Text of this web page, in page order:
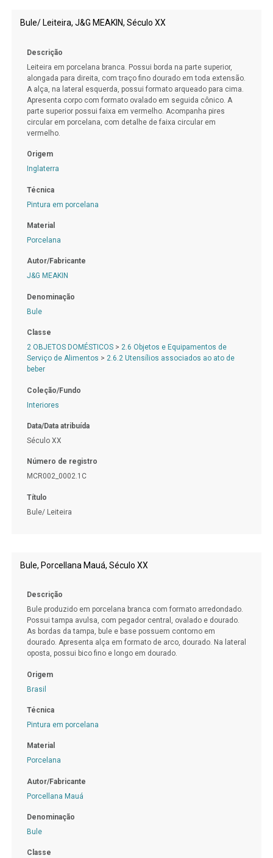
Resultados da lista de itens
Bule/ Leiteira, J&G MEAKIN, Século XX
Descrição
Leiteira em porcelana branca. Possui borda na parte superior,
alongada para direita, com traço fino dourado em toda extensão.
A alça, na lateral esquerda, possui formato arqueado para cima.
Apresenta corpo com formato ovalado em seguida cônico. A
parte superior possui faixa em vermelho. Acompanha pires
circular em porcelana, com detalhe de faixa circular em
vermelho.
Origem
Inglaterra
Técnica
Pintura em porcelana
Material
Porcelana
Autor/Fabricante
J&G MEAKIN
Denominação
Bule
Classe
2 OBJETOS DOMÉSTICOS> 2.6 Objetos e Equipamentos de
Serviço de Alimentos > 2.6.2 Utensílios associados ao ato de
beber
Coleção/Fundo
Interiores
Data/Data atribuída
Século XX
Número de registro
MCR002_0002.1C
Título
Bule/ Leiteira
Bule, Porcellana Mauá, Século XX
Descrição
Bule produzido em porcelana branca com formato arredondado.
Possui tampa avulsa, com pegador central, ovalado e dourado.
As bordas da tampa, bule e base possuem contorno em
dourado. Apresenta alça em formato de arco, dourado. Na lateral
oposta, possui bico fino e longo em dourado.
Origem
Brasil
Técnica
Pintura em porcelana
Material
Porcelana
Autor/Fabricante
Porcellana Mauá
Denominação
Bule
Classe